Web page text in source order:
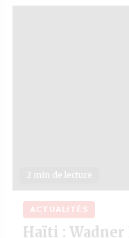
2 min de lecture
ACTUALITÉS
Haïti :